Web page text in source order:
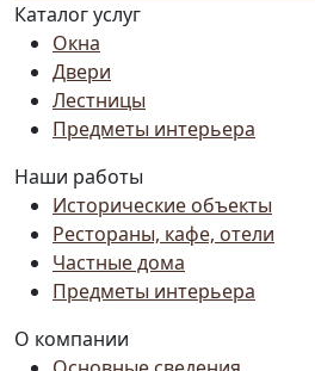
Каталог услуг
Окна
Двери
Лестницы
Предметы интерьера
Наши работы
Исторические объекты
Рестораны, кафе, отели
Частные дома
Предметы интерьера
О компании